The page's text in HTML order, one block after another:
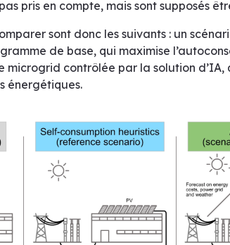
pris en compte, mais sont supposés
sont donc les suivants : un
de base, qui maximise
microgrid contrôlée par la solution d’IA,
énergétiques.